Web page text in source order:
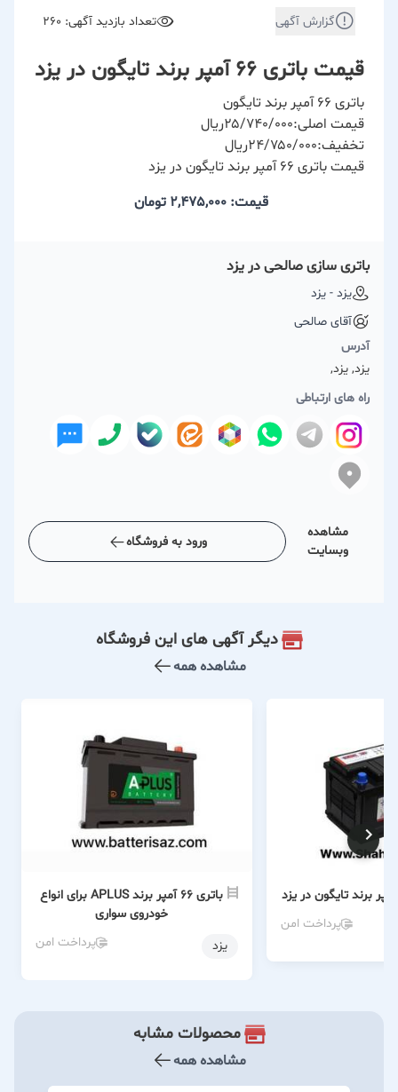
گزارش آگهی تعداد بازدید آگهی: 260
قیمت باتری ۶۶ آمپر برند تایگون در یزد
باتری ۶۶ آمپر برند تایگون
قیمت اصلی:۲۵/۷۴۰/۰۰۰ریال
تخفیف:۲۴/۷۵۰/۰۰۰ریال
قیمت باتری ۶۶ آمپر برند تایگون در یزد
قیمت: 2,475,000
تومان
باتری سازی صالحی در یزد
یزد - یزد
آقای صالحی
آدرس
یزد, یزد,
راه های ارتباطی
مشاهده
وبسایت
ورود به فروشگاه
دیگر آگهی های این فروشگاه
مشاهده همه
پرداخت امن
باتری ۶۶ آمپر برند APLUS برای انواع
خودروی سواری
یزد
پرداخت امن
محصولات مشابه
مشاهده همه